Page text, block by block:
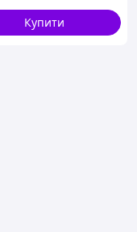
Купити